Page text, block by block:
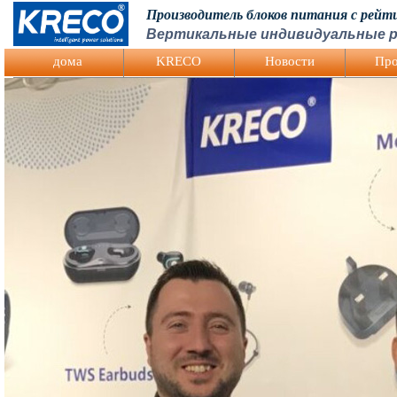
Logo Picture
Производитель блоков питания с
Вертикальные индивидуальные
дома KRECO Hовости